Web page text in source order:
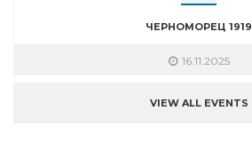
ЧЕРНОМОРЕЦ 1919
16.11.2025
VIEW ALL EVENTS